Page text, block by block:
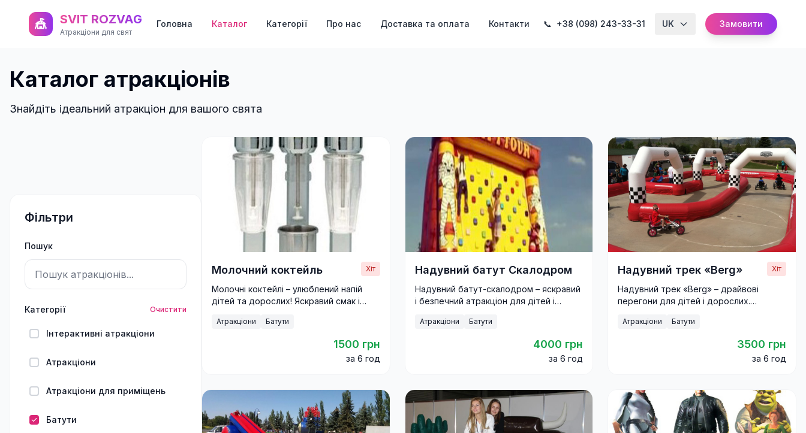
🎪 SVIT ROZVAG
Атракціони для свят
Головна Каталог Категорії Про нас Доставка та оплата Контакти 📞 +38 (098) 243-33-31 UK Замовити
Каталог атракціонів
Знайдіть ідеальний атракціон для вашого свята
Фільтри
Пошук
Категорії Очистити
Інтерактивні атракціони
Атракціони
Атракціони для приміщень
Батути
Молочний коктейль Хіт
Молочні коктейлі – улюблений напій
дітей та дорослих! Яскравий смак і
заході.
Атракціони Батути
1500 грн
за 6 год
Надувний батут Скалодром
Надувний батут-скалодром – яскравий
і безпечний атракціон для дітей і
фестивалів і корпоративів.
Атракціони Батути
4000 грн
за 6 год
Надувний трек «Berg» Хіт
Надувний трек «Berg» – драйвові
перегони для дітей і дорослих.
фестивалів і корпоративів.
Атракціони Батути
3500 грн
за 6 год